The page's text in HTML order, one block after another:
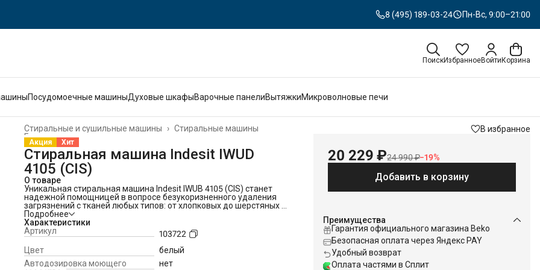
8 (495) 189-03-24 Пн-Вс, 9:00–21:00
ПоискИзбранноеВойти Корзина
Посудомоечные машиныДуховые шкафыВарочные панелиВытяжкиМикроволновые печи
Стиральные машины
Стиральные и сушильные машины
›
Главная ›
Акция Хит
Стиральная машина Indesit IWUD
4105 (CIS)
О товаре
Уникальная стиральная машина Indesit IWUB 4105 (CIS) станет
надежной помощницей в вопросе безукоризненного удаления
загрязнений с тканей любых типов: от хлопковых до шерстяных и
деликатных. Широкий выбор дополнительных функций и
программ также позволяет подобрать наиболее щадящий
режим для любого типа ткани: очищение вещей будет
тщательным, но бережным.
С опцией отложенного старта, в случае надобности, можно
запланировать начало цикла на любое удобное для вас время в
течение ближайших 12 часов. Нужно просто загрузить белье в
Подробнее
Характеристики
Артикул
103722
Цвет
белый
Автодозировка моющего
нет
В избранное
20 229 ₽24 990 ₽−19%
Добавить в корзину
Преимущества
Гарантия официального магазина Beko
Безопасная оплата через Яндекс PAY
Удобный возврат
Оплата частями в Сплит